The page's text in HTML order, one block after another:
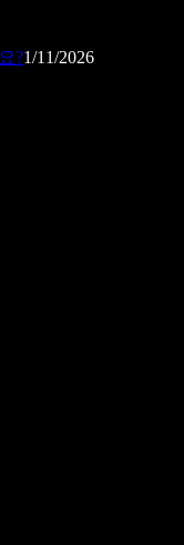
?1/11/2026